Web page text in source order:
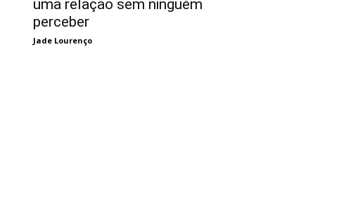
uma relação sem ninguém
perceber
Jade Lourenço